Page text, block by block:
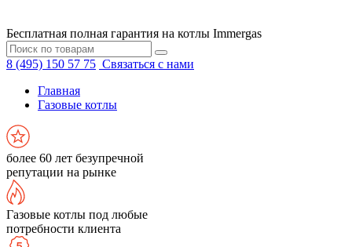
Бесплатная полная гарантия на котлы Immergas
8 (495) 150 57 75 Связаться с нами
Главная
Газовые котлы
более 60 лет безупречной
репутации на рынке
Газовые котлы под любые
потребности клиента